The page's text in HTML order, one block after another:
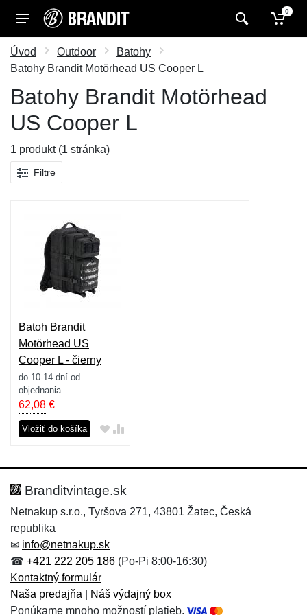
0
Úvod Outdoor
Batohy
Batohy Brandit Motörhead US Cooper L
Batohy Brandit Motörhead
US Cooper L
1 produkt (1 stránka)
Filtre
Batoh Brandit
Motörhead US
Cooper L - čierny
do 10-14 dní od
objednania
62,08 €
Vložiť do košíka
Branditvintage.sk
Netnakup s.r.o., Tyršova 271, 43801 Žatec, Česká
republika
✉ info@netnakup.sk
☎ +421 222 205 186 (Po-Pi 8:00-16:30)
Kontaktný formulár
Naša predajňa
Náš výdajný box
Ponúkame mnoho možností platieb.